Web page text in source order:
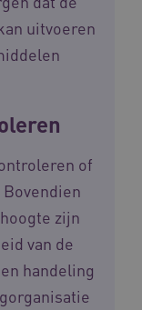
uitvoeren
of
zijn
van de
handeling
Corporation